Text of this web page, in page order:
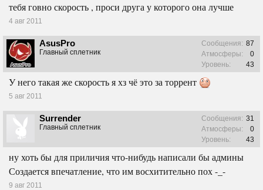
тебя говно скорость , проси друга у которого она лучше
4 авг 2011
AsusPro
Главный сплетник
Сообщения: 87
Атмосферы:
0
Уровень:
43
У него такая же скорость я хз чё это за торрент
5 авг 2011
Surrender
Главный сплетник
Сообщения: 31
Атмосферы:
0
Уровень:
43
ну хоть бы для приличия что-нибудь написали бы админы
Создается впечатление, что им восхитительно пох -_-
9 авг 2011